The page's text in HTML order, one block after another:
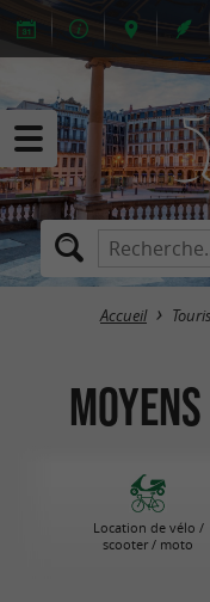
Accueil
Location de vélo /
scooter / moto